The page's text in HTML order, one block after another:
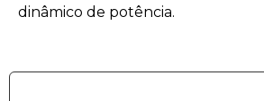
dinâmico de potência.